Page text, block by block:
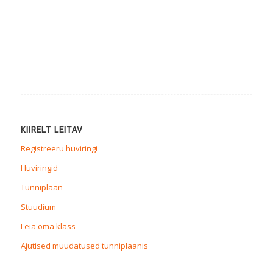
KIIRELT LEITAV
Registreeru huviringi
Huviringid
Tunniplaan
Stuudium
Leia oma klass
Ajutised muudatused tunniplaanis